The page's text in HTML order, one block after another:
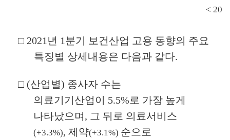
<
□ 2021 년 1분기 보건산업 고용 동향의 주요
특징별 상세내용은 다음과 같다.
□ (산업별) 종사자 수는
의료기기산업이 5.5%로 가장 높게
나타났으며, 그 뒤로 의료서비스
(+3.3%), 제약(+3.1%) 순으로